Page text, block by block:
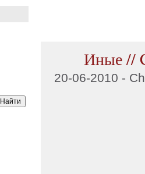
Иные //
20-06-2010 -